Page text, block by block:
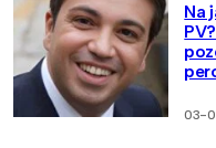
Na
03-